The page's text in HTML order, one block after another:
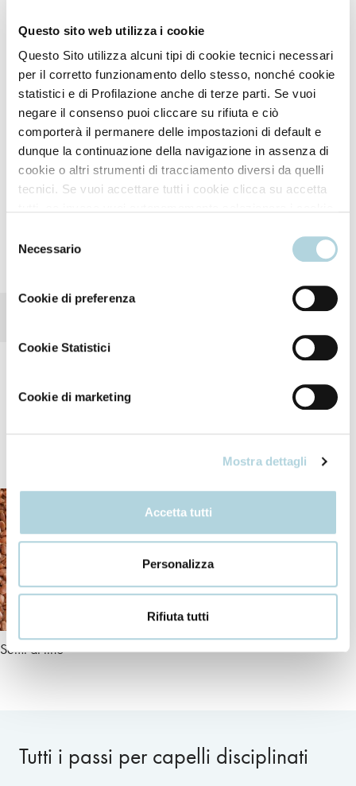
Questo sito web utilizza i cookie
Questo Sito utilizza alcuni tipi di cookie tecnici necessari
per il corretto funzionamento dello stesso, nonché cookie
statistici e di Profilazione anche di terze parti. Se vuoi
negare il consenso puoi cliccare su rifiuta e ciò
comporterà il permanere delle impostazioni di default e
dunque la continuazione della navigazione in assenza di
cookie o altri strumenti di tracciamento diversi da quelli
tecnici. Se vuoi accettare tutti i cookie clicca su accetta
più consulta la
delNecessario
Cookie di preferenza
Cookie Statistici
Cookie di marketing
Mostra dettagli
Accetta tutti
Personalizza
Rifiuta tutti
Olio prodigioso d'Argan riparazione e bellezza
5 azioni
Semi di lino
Tutti i passi per capelli disciplinati